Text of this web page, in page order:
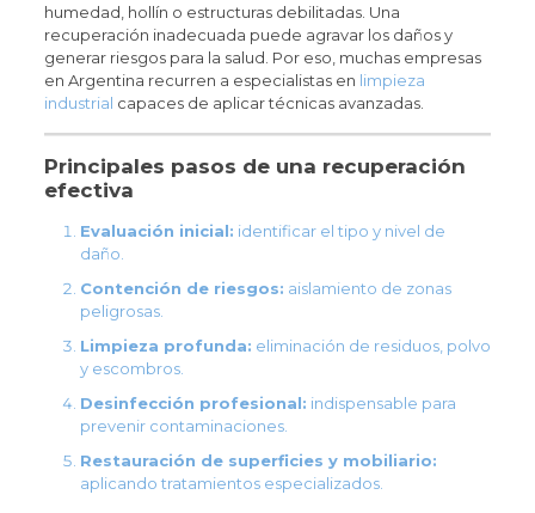
humedad, hollín o estructuras debilitadas. Una
recuperación inadecuada puede agravar los daños y
generar riesgos para la salud. Por eso, muchas empresas
en Argentina recurren a especialistas en limpieza
industrial capaces de aplicar técnicas avanzadas.
Principales pasos de una recuperación
efectiva
Evaluación inicial: identificar el tipo y nivel de
daño.
Contención de riesgos: aislamiento de zonas
peligrosas.
Limpieza profunda: eliminación de residuos, polvo
y escombros.
Desinfección profesional: indispensable para
prevenir contaminaciones.
Restauración de superficies y mobiliario:
aplicando tratamientos especializados.